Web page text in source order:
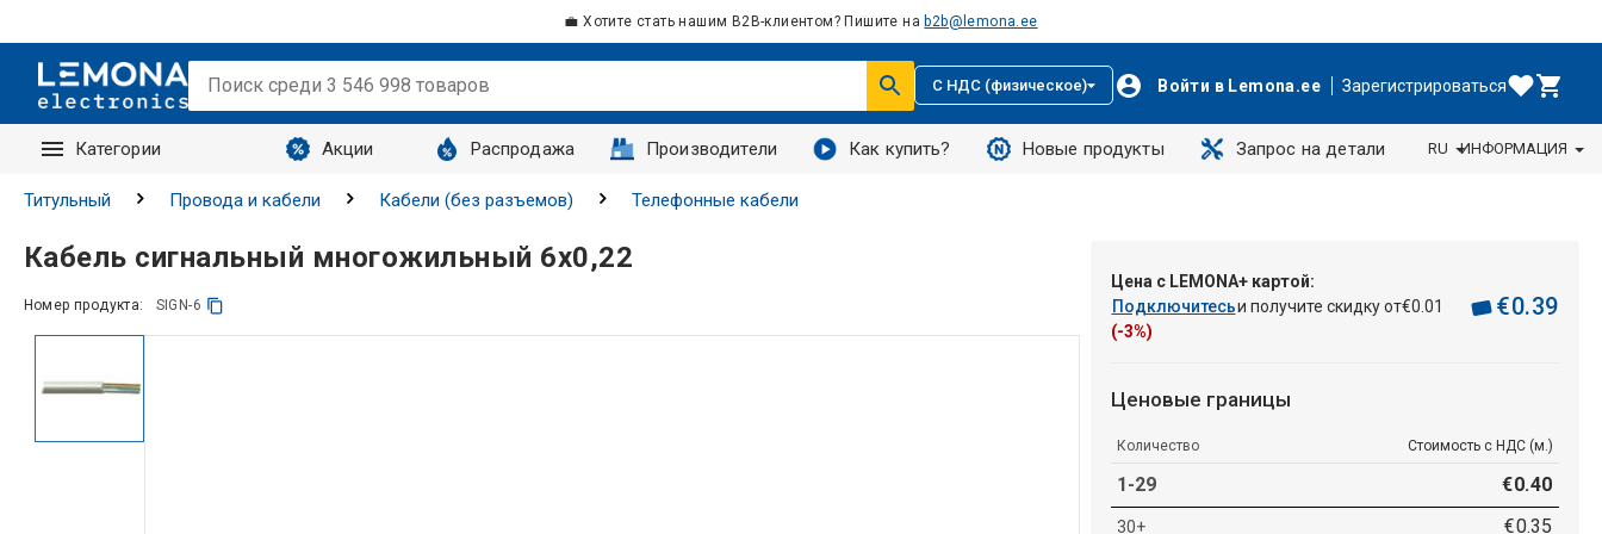
💼 Хотите стать нашим B2B-клиентом? Пишите на b2b@lemona.ee
С НДС (физическое) Войти в Lemona.ee Зарегистрироваться
Категории Акции Распродажа Производители Как купить? Новые продукты Запрос на детали
Запросы
RU ИНФОРМАЦИЯ
Титульный Провода и кабели Кабели (без разъемов) Телефонные кабели
Кабель сигнальный многожильный 6х0,22
Номер продукта: SIGN-6
Цена с LEMONA+ картой:
Подключитесьи получите скидку от€0 01
(-3%)
€0.39
Ценовые границы
Количество Стоимость с НДС (м.)
1-29 €0.40
30+ €0.35